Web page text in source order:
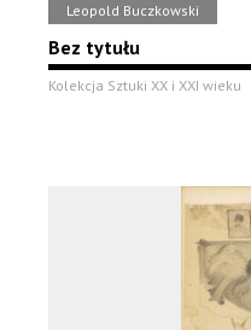
Leopold Buczkowski
Bez tytułu
Kolekcja Sztuki XX i XXI wieku